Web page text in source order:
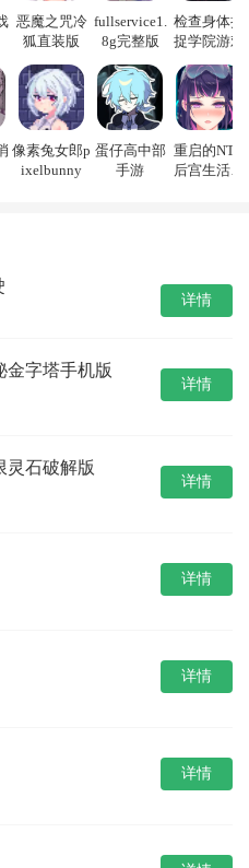
恶魔之咒冷
狐直装版
fullservice1.
8g完整版
检查身体捕
捉学院游戏
像素兔女郎p
ixelbunny
蛋仔高中部
手游
重启的NTR
后宫生活游
详情
金字塔手机版
详情
灵石破解版
详情
详情
详情
详情